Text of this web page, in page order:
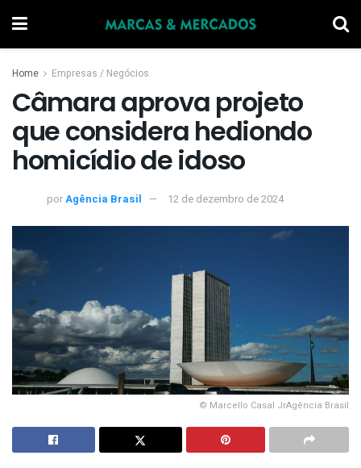
Home Empresas / Negócios
Câmara aprova projeto
que considera hediondo
homicídio de idoso
porAgência Brasil 12 de dezembro de 2024
© Marcello Casal JrAgência Brasil